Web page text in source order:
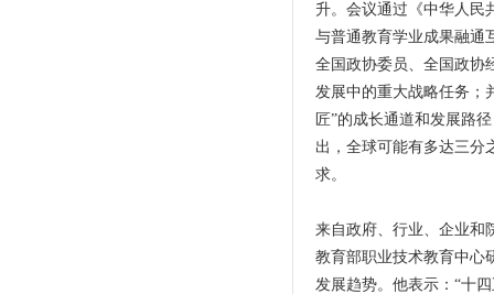
升。会议通过《中华人民
与普通教育学业成果融通
全国政协委员、全国政协
发展中的重大战略任务；
匠”的成长通道和发展路
出，全球可能有多达三分
求。
来自政府、行业、企业和
教育部职业技术教育中心
发展趋势。他表示：“十